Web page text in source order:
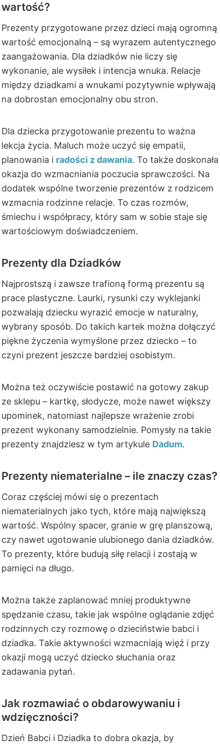
wartość?
Prezenty przygotowane przez dzieci mają ogromną
wartość emocjonalną – są wyrazem autentycznego
zaangażowania. Dla dziadków nie liczy się
wykonanie, ale wysiłek i intencja wnuka. Relacje
między dziadkami a wnukami pozytywnie wpływają
na dobrostan emocjonalny obu stron.
Dla dziecka przygotowanie prezentu to ważna
lekcja życia. Maluch może uczyć się empatii,
planowania i radości z dawania. To także doskonała
okazja do wzmacniania poczucia sprawczości. Na
dodatek wspólne tworzenie prezentów z rodzicem
wzmacnia rodzinne relacje. To czas rozmów,
śmiechu i współpracy, który sam w sobie staje się
wartościowym doświadczeniem.
Prezenty dla Dziadków
Najprostszą i zawsze trafioną formą prezentu są
prace plastyczne. Laurki, rysunki czy wyklejanki
pozwalają dziecku wyrazić emocje w naturalny,
wybrany sposób. Do takich kartek można dołączyć
piękne życzenia wymyślone przez dziecko – to
czyni prezent jeszcze bardziej osobistym.
Można też oczywiście postawić na gotowy zakup
ze sklepu – kartkę, słodycze, może nawet większy
upominek, natomiast najlepsze wrażenie zrobi
prezent wykonany samodzielnie. Pomysły na takie
prezenty znajdziesz w tym artykule Dadum.
Prezenty niematerialne – ile znaczy czas?
Coraz częściej mówi się o prezentach
niematerialnych jako tych, które mają największą
wartość. Wspólny spacer, granie w grę planszową,
czy nawet ugotowanie ulubionego dania dziadków.
To prezenty, które budują siłę relacji i zostają w
pamięci na długo.
Można także zaplanować mniej produktywne
spędzanie czasu, takie jak wspólne oglądanie zdjęć
rodzinnych czy rozmowę o dzieciństwie babci i
dziadka. Takie aktywności wzmacniają więź i przy
okazji mogą uczyć dziecko słuchania oraz
zadawania pytań.
Jak rozmawiać o obdarowywaniu i
wdzięczności?
Dzień Babci i Dziadka to dobra okazja, by